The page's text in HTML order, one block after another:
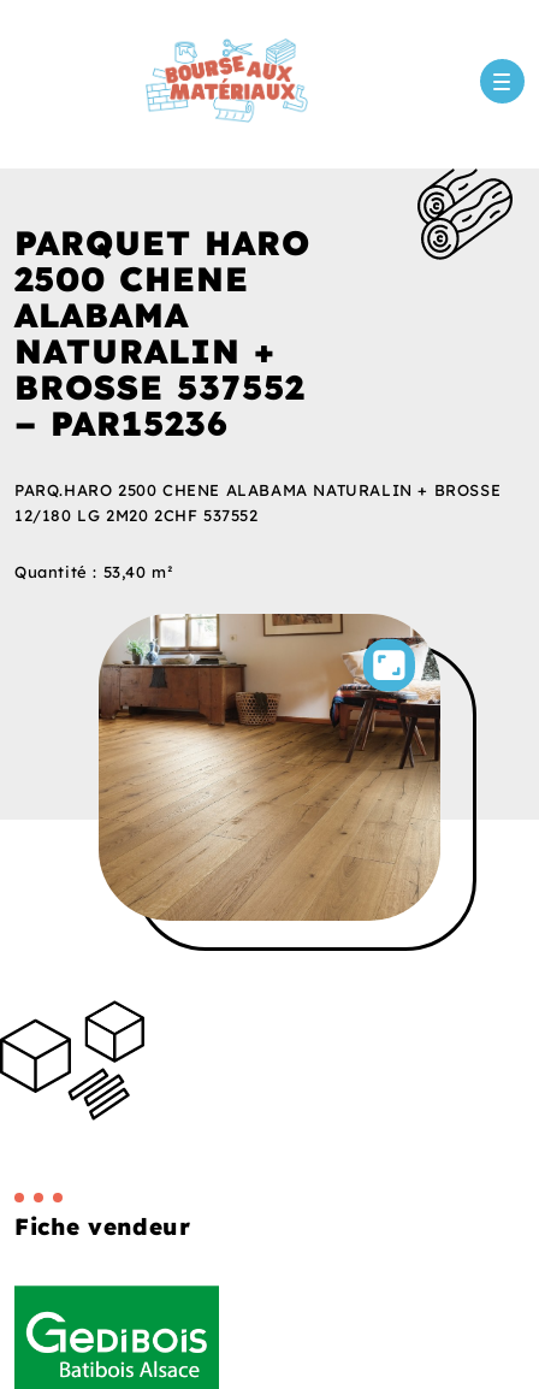
PARQUET HARO
2500 CHENE
ALABAMA
NATURALIN +
BROSSE 537552
– PAR15236
PARQ.HARO 2500 CHENE ALABAMA NATURALIN + BROSSE
12/180 LG 2M20 2CHF 537552
Quantité : 53,40 m²
Fiche vendeur